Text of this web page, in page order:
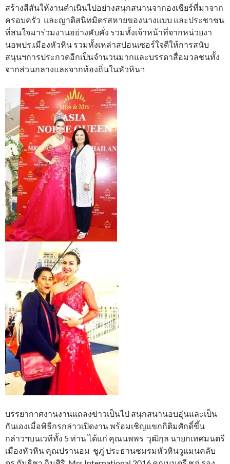
สร้างสีสันให้งานดำเนินไปอย่างสนุกสนานจากองเชียร์ที่มาจาก
ครอบครัว และญาติสนิทมิตรสหายของนางแบบ และประชาชน
ที่สนใจมาร่วมงานอย่างคับคั่ง รวมทั้งเจ้าหน้าที่จากหน่วยงา
นอพปร.เมืองหัวหิน รวมทั้งเหล่าสปอนเซอร์ใจดีให้การสนับ
สนุนฯการประกวดอีกเป็นจำนวนมากและบรรดาสื่อมวลชนทั้ง
จากส่วนกลางและจากท้องถิ่นในหัวหินฯ
บรรยากาศงานงานแถลงข่าวเป็นไป สนุกสนานอบอุ่นและเป็น
กันเองเมื่อพิธีกรกล่าวเปิดงาน พร้อมเชิญแขกกิติมศักดิ์ขึ้น
กล่าวฯบนเวทีทั้ง 5 ท่าน ได้แก่ คุณนพพร วุฒิกุล นายกเทศมนตรี
เมืองหัวหิน คุณปรานอม ชูภู่ ประธานชมรมหัวหินวูแมนคลับ